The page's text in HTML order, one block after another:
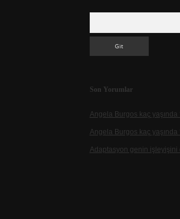
Son Yorumlar
Angela Burgos kaç yaşında
Angela Burgos kaç yaşında
Adaptasyon genin işleyişini